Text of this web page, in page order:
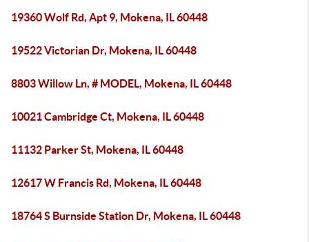
19360 Wolf Rd, Apt 9, Mokena, IL 60448
19522 Victorian Dr, Mokena, IL 60448
8803 Willow Ln, # MODEL, Mokena, IL 60448
10021 Cambridge Ct, Mokena, IL 60448
11132 Parker St, Mokena, IL 60448
12617 W Francis Rd, Mokena, IL 60448
18764 S Burnside Station Dr, Mokena, IL 60448